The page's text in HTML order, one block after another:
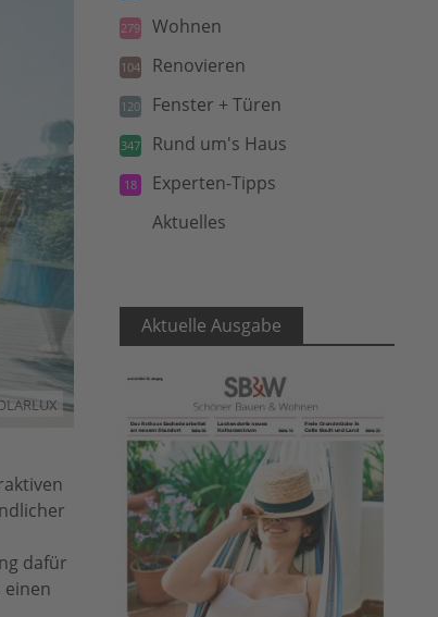
dafür
einen
279 Wohnen
104 Renovieren
120 Fenster + Türen
347 Rund um's Haus
18 Experten-Tipps
Aktuelles
Aktuelle Ausgabe